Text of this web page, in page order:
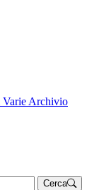
Varie Archivio
Cerca